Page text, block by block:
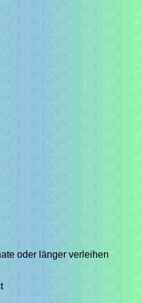
oder länger verleihen